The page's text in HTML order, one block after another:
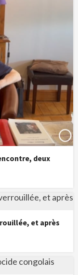
deux
et après